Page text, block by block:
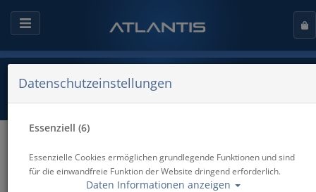
Alle Artikel zeigen aus: Freediving Kurse
Datenschutzeinstellungen
Essenziell (6)
Essenzielle Cookies ermöglichen grundlegende Funktionen und sind
für die einwandfreie Funktion der Website dringend erforderlich.
Daten Informationen anzeigen